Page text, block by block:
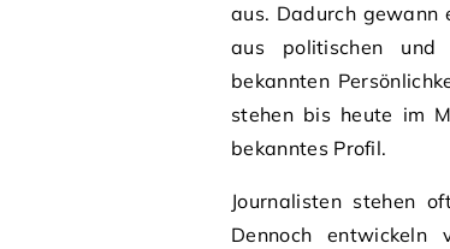
aus. Dadurch gewann
aus politischen und
bekannten
stehen bis heute im
bekanntes Profil.
Journalisten stehen
Dennoch entwickeln